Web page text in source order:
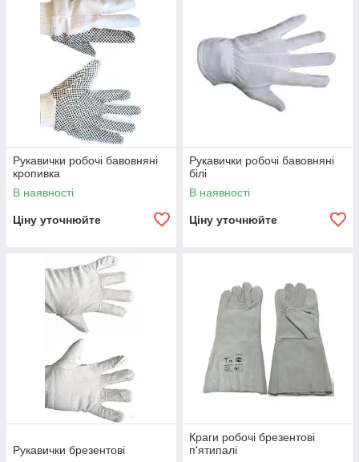
Рукавички робочі бавовняні
кропивка
В наявності
Ціну уточнюйте
Рукавички робочі бавовняні
білі
В наявності
Ціну уточнюйте
Рукавички брезентові
Краги робочі брезентові
п'ятипалі